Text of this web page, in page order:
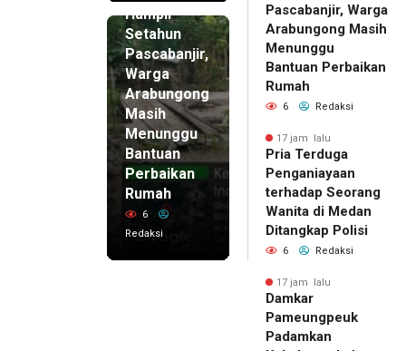
Hampir
Setahun
Pascabanjir,
Warga
Arabungong
Masih
Menunggu
Bantuan
Perbaikan
Rumah
6
Redaksi
Pascabanjir, Warga
Arabungong Masih
Menunggu
Bantuan Perbaikan
Rumah
6 Redaksi
17 jam lalu
Pria Terduga
Penganiayaan
terhadap Seorang
Wanita di Medan
Ditangkap Polisi
6 Redaksi
17 jam lalu
Damkar
Pameungpeuk
Padamkan